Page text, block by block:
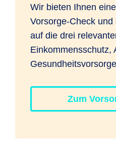
Mit dem
Anlagestrategie
wechseln und/oder
beauftragen. Das
dem
Wir bieten Ihnen
Vorsorge-Check
auf die drei
Einkommensschutz,
Zum